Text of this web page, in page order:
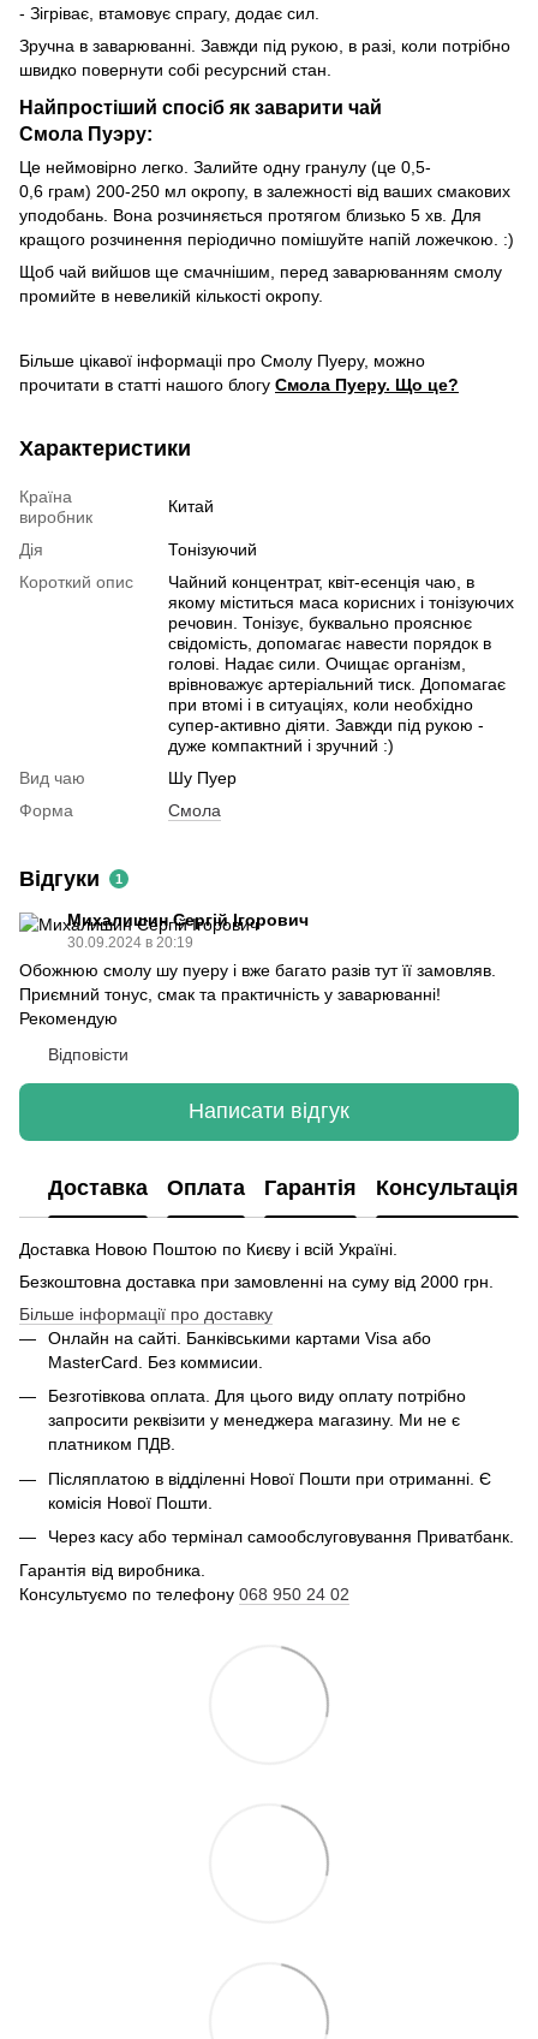
- Зігріває, втамовує спрагу, додає сил.
Зручна в заварюванні. Завжди під рукою, в разі, коли потрібно
швидко повернути собі ресурсний стан.
Найпростіший спосіб як заварити чай
Смола Пуэру:
Це неймовірно легко. Залийте одну гранулу (це 0,5-
0,6 грам) 200-250 мл окропу, в залежності від ваших смакових
уподобань. Вона розчиняється протягом близько 5 хв. Для
кращого розчинення періодично помішуйте напій ложечкою. :)
Щоб чай вийшов ще смачнішим, перед заварюванням смолу
промийте в невеликій кількості окропу.
Більше цікавої інформаціі про Смолу Пуеру, можно
прочитати в статті нашого блогу Смола Пуеру. Що це?
Характеристики
Країна
виробник
Китай
Дія
Тонізуючий
Короткий опис
Чайний концентрат, квіт-есенція чаю, в
якому міститься маса корисних і тонізуючих
речовин. Тонізує, буквально прояснює
свідомість, допомагає навести порядок в
голові. Надає сили. Очищає організм,
врівноважує артеріальний тиск. Допомагає
при втомі і в ситуаціях, коли необхідно
супер-активно діяти. Завжди під рукою -
дуже компактний і зручний :)
Вид чаю
Шу Пуер
Форма
Смола
Відгуки 1
Михалишин Сергій Ігорович
30.09.2024 в 20:19
Обожнюю смолу шу пуеру і вже багато разів тут її замовляв.
Приємний тонус, смак та практичність у заварюванні!
Рекомендую
Відповісти
Написати відгук
Доставка Оплата Гарантія Консультація
Доставка Новою Поштою по Києву і всій Україні.
Безкоштовна доставка при замовленні на суму від 2000 грн.
Більше інформації про доставку
Онлайн на сайті. Банківськими картами Visa або
MasterCard. Без коммисии.
Безготівкова оплата. Для цього виду оплату потрібно
запросити реквізити у менеджера магазину. Ми не є
платником ПДВ.
Післяплатою в відділенні Нової Пошти при отриманні. Є
комісія Нової Пошти.
Через касу або термінал самообслуговування Приватбанк.
Гарантія від виробника.
Консультуємо по телефону 068 950 24 02